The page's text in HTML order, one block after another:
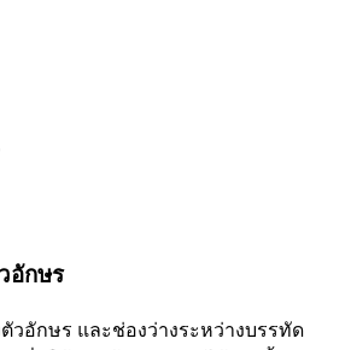
อักษร
วอักษร และช่องว่างระหว่างบรรทัด